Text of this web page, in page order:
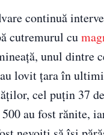
continuă
cutremurul cu
unul dintre
lovit țara în
cel puțin 37
au fost rănite,